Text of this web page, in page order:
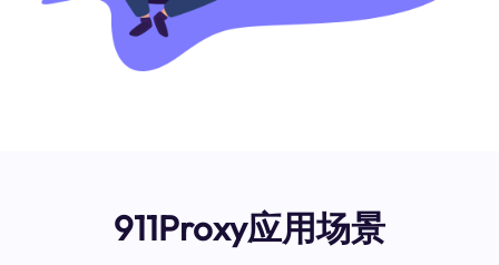
911Proxy应用场景